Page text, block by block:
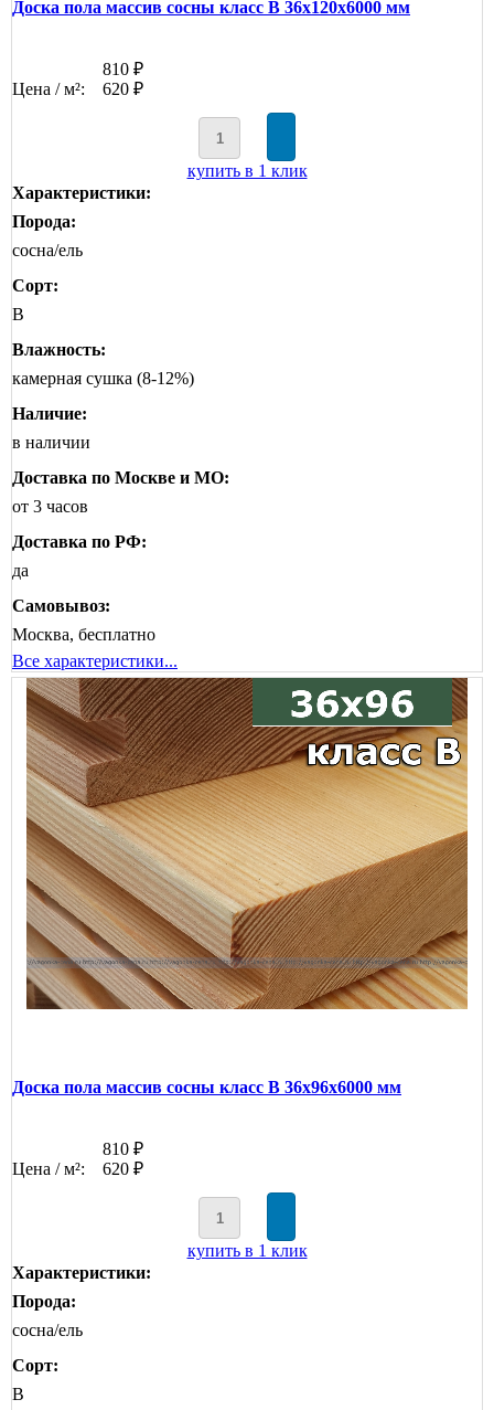
Доска пола массив сосны класс В 36x120x6000 мм
810 ₽
Цена / м²:
620 ₽
купить в 1 клик
Характеристики:
Порода:
сосна/ель
Сорт:
B
Влажность:
камерная сушка (8-12%)
Наличие:
в наличии
Доставка по Москве и МО:
от 3 часов
Доставка по РФ:
да
Самовывоз:
Москва, бесплатно
Все характеристики...
Доска пола массив сосны класс В 36x96x6000 мм
810 ₽
Цена / м²:
620 ₽
купить в 1 клик
Характеристики:
Порода:
сосна/ель
Сорт:
B